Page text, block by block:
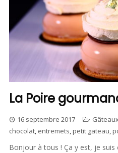
La Poire
16 septembre 2017
chocolat, entremets,petit gateau,
Bonjour à tous ! Ça y est, je suis